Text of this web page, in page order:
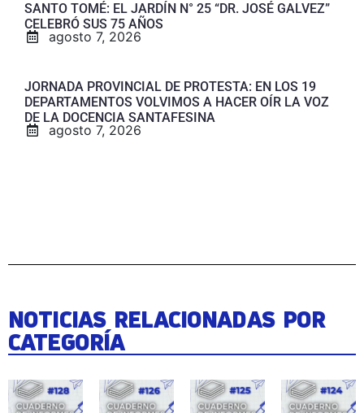
SANTO TOMÉ: EL JARDÍN N° 25 “DR. JOSÉ GALVEZ”
CELEBRÓ SUS 75 AÑOS
agosto 7, 2026
JORNADA PROVINCIAL DE PROTESTA: EN LOS 19
DEPARTAMENTOS VOLVIMOS A HACER OÍR LA VOZ
DE LA DOCENCIA SANTAFESINA
agosto 7, 2026
NOTICIAS RELACIONADAS POR
CATEGORÍA